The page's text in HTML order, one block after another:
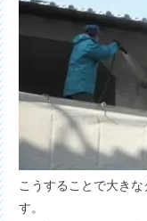
こうすることで大き
す。